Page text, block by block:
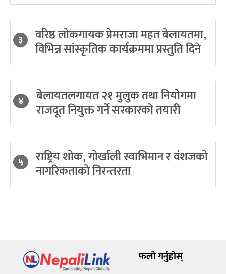
३ वरिष्ठ लोकगायक प्रेमराजा महत बेलायतमा,
विभिन्न सांस्कृतिक कार्यक्रममा प्रस्तुति दिने
४ बेलायतलगायत २१ मुलुक तथा नियोगमा
राजदूत नियुक्त गर्ने सरकारको तयारी
५ राष्ट्रिय शोक, गोर्खाली स्वाभिमान र वंशजको
नागरिकताको निरन्तरता
फलो गर्नुहोस्